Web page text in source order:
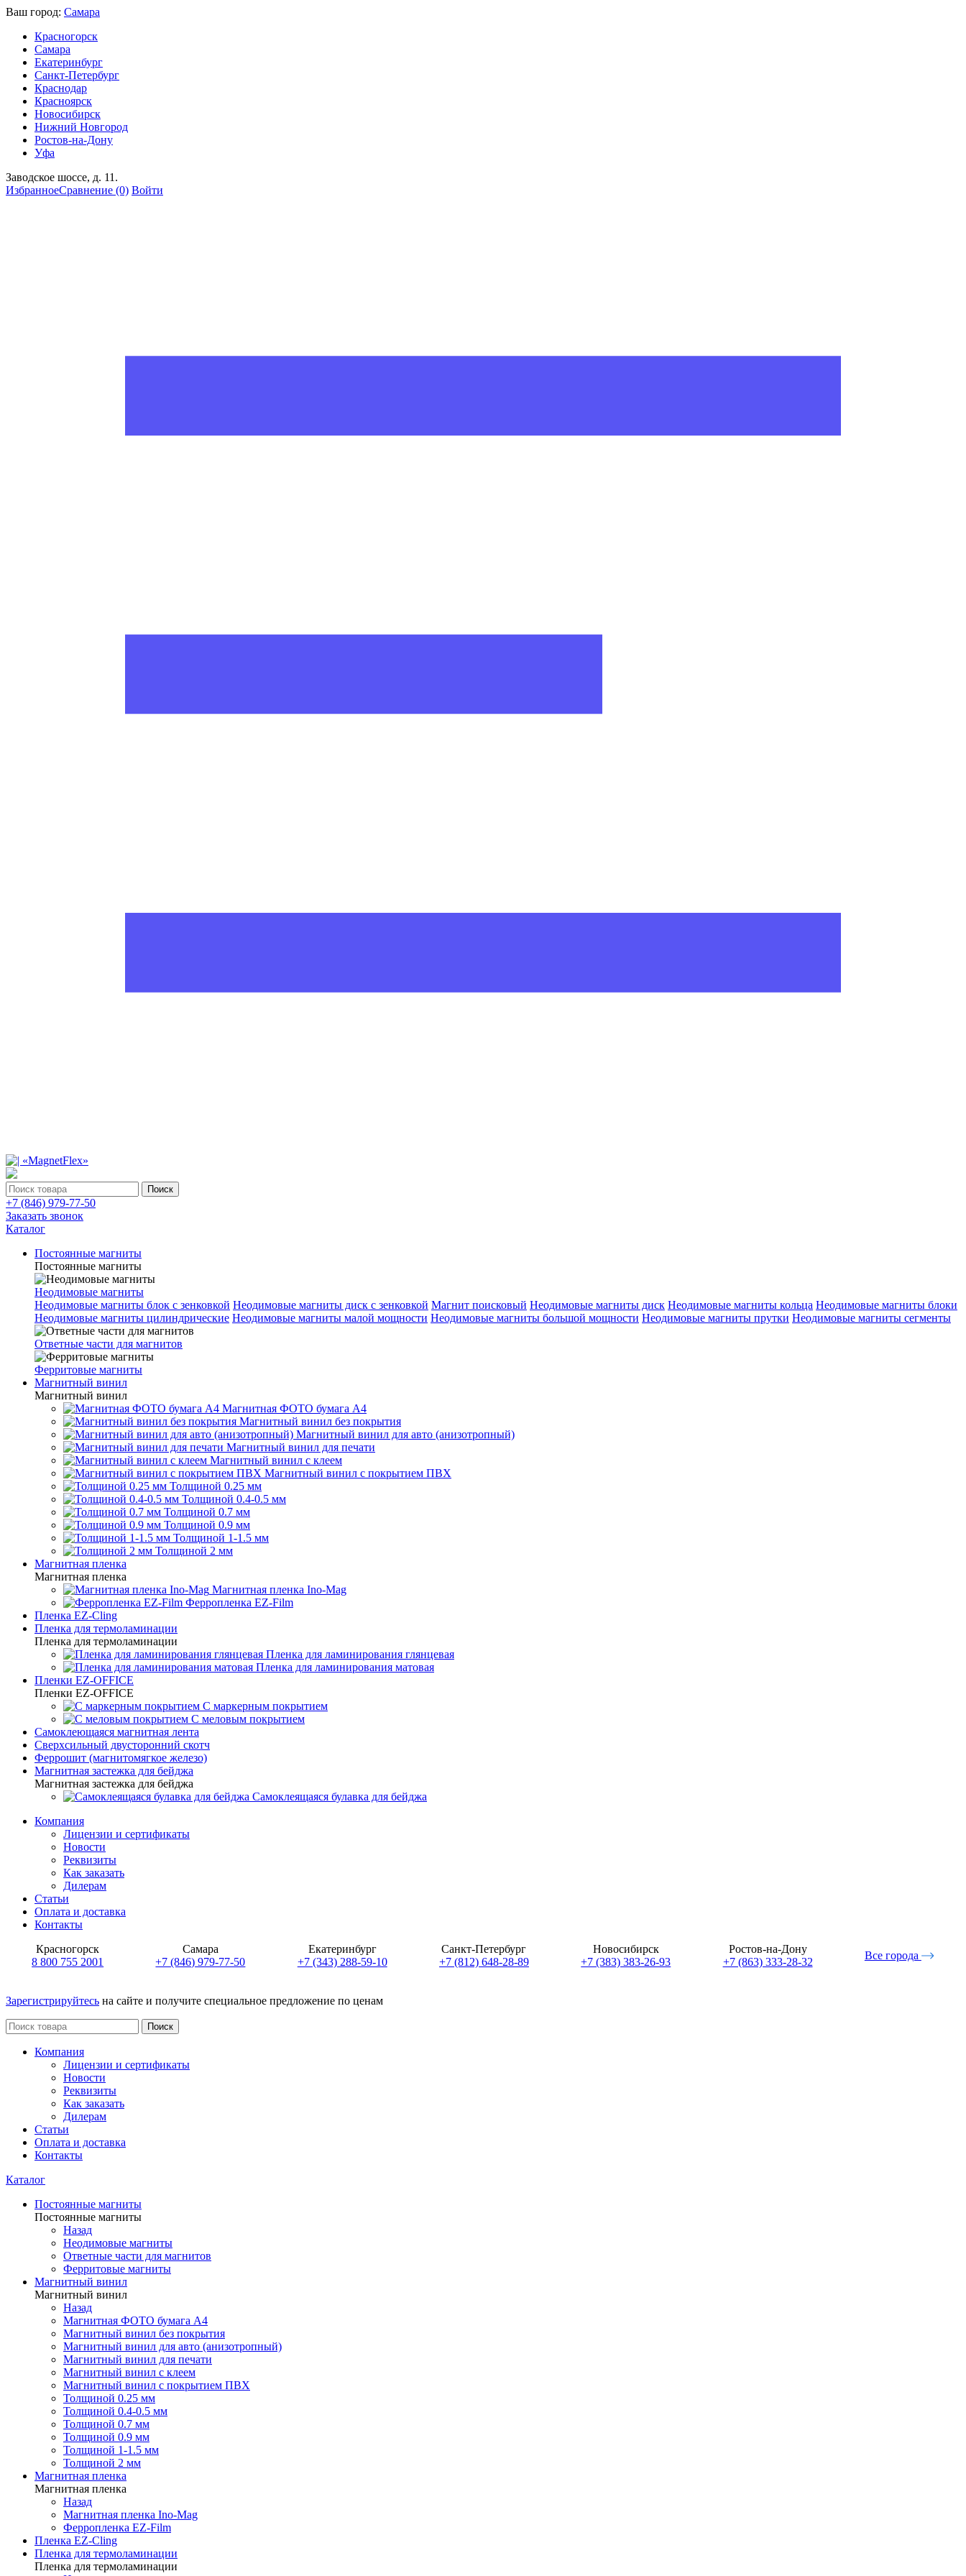
Ваш город: Самара
Красногорск
Самара
Екатеринбург
Санкт-Петербург
Краснодар
Красноярск
Новосибирск
Нижний Новгород
Ростов-на-Дону
Уфа
Заводское шоссе, д. 11.
ИзбранноеСравнение (0) Войти
Поиск
+7 (846) 979-77-50
Заказать звонок
Каталог
Постоянные магниты
Постоянные магниты
Неодимовые магниты
Неодимовые магниты блок с зенковкой Неодимовые магниты диск с зенковкой Магнит поисковый Неодимовые магниты диск Неодимовые магниты кольца Неодимовые магниты блоки
Неодимовые магниты цилиндрические Неодимовые магниты малой мощности Неодимовые магниты большой мощности Неодимовые магниты прутки Неодимовые магниты сегменты
Ответные части для магнитов
Ферритовые магниты
Магнитный винил
Магнитный винил
Магнитная ФОТО бумага А4
Магнитный винил без покрытия
Магнитный винил для авто (анизотропный)
Магнитный винил для печати
Магнитный винил с клеем
Магнитный винил с покрытием ПВХ
Толщиной 0.25 мм
Толщиной 0.4-0.5 мм
Толщиной 0.7 мм
Толщиной 0.9 мм
Толщиной 1-1.5 мм
Толщиной 2 мм
Магнитная пленка
Магнитная пленка
Магнитная пленка Ino-Mag
Ферропленка EZ-Film
Пленка EZ-Cling
Пленка для термоламинации
Пленка для термоламинации
Пленка для ламинирования глянцевая
Пленка для ламинирования матовая
Пленки EZ-OFFICE
Пленки EZ-OFFICE
С маркерным покрытием
С меловым покрытием
Самоклеющаяся магнитная лента
Сверхсильный двусторонний скотч
Феррошит (магнитомягкое железо)
Магнитная застежка для бейджа
Магнитная застежка для бейджа
Самоклеящаяся булавка для бейджа
Компания
Лицензии и сертификаты
Новости
Реквизиты
Как заказать
Дилерам
Статьи
Оплата и доставка
Контакты
Красногорск
8 800 755 2001
Самара
+7 (846) 979-77-50
Екатеринбург
+7 (343) 288-59-10
Санкт-Петербург
+7 (812) 648-28-89
Новосибирск
+7 (383) 383-26-93
Ростов-на-Дону
+7 (863) 333-28-32
Все города
Зарегистрируйтесь на сайте и получите специальное предложение по ценам
Поиск
Компания
Лицензии и сертификаты
Новости
Реквизиты
Как заказать
Дилерам
Статьи
Оплата и доставка
Контакты
Каталог
Постоянные магниты
Постоянные магниты
Назад
Неодимовые магниты
Ответные части для магнитов
Ферритовые магниты
Магнитный винил
Магнитный винил
Назад
Магнитная ФОТО бумага А4
Магнитный винил без покрытия
Магнитный винил для авто (анизотропный)
Магнитный винил для печати
Магнитный винил с клеем
Магнитный винил с покрытием ПВХ
Толщиной 0.25 мм
Толщиной 0.4-0.5 мм
Толщиной 0.7 мм
Толщиной 0.9 мм
Толщиной 1-1.5 мм
Толщиной 2 мм
Магнитная пленка
Магнитная пленка
Назад
Магнитная пленка Ino-Mag
Ферропленка EZ-Film
Пленка EZ-Cling
Пленка для термоламинации
Пленка для термоламинации